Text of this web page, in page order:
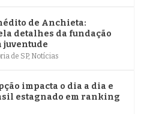
de Anchieta:
detalhes da fundação
juventude
de SP, Notícias
impacta o dia a dia e
estagnado em ranking